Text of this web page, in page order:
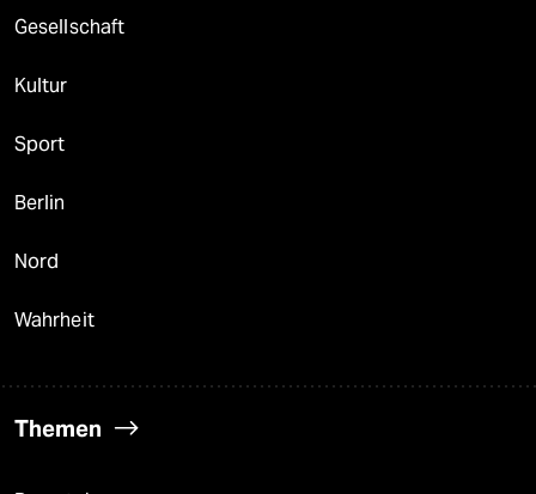
Gesellschaft
Kultur
Sport
Berlin
Nord
Wahrheit
Themen